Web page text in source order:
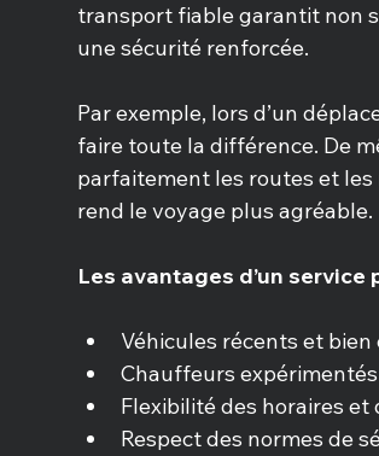
transport fiable garantit non
une sécurité renforcée.
Par exemple, lors d’un
faire toute la différence. De
parfaitement les routes et
rend le voyage plus agréable.
Les avantages d’un service
Véhicules récents et
Chauffeurs
Flexibilité des horaires et
Respect des normes de